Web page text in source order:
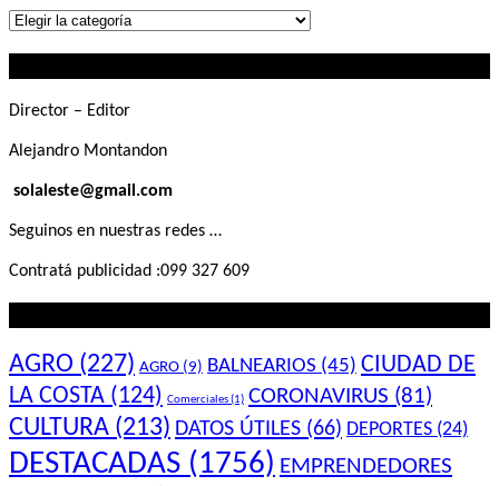
Lo
Director – Editor
Alejandro Montandon
solaleste@gmail.com
Seguinos en nuestras redes …
Contratá publicidad :099 327 609
AGRO (227) AGRO (9) BALNEARIOS (45) CIUDAD DE
LA COSTA (124) Comerciales(1) CORONAVIRUS (81)
CULTURA (213) DATOS ÚTILES (66) DEPORTES (24)
DESTACADAS (1756) EMPRENDEDORES